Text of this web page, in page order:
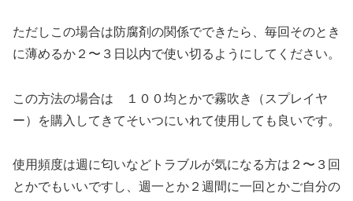
ただしこの場合は防腐剤の関係でできたら、毎回そのとき
に薄めるか２〜３日以内で使い切るようにしてください。
この方法の場合は １００均とかで霧吹き（スプレイヤ
ー）を購入してきてそいつにいれて使用しても良いです。
使用頻度は週に匂いなどトラブルが気になる方は２〜３回
とかでもいいですし、週一とか２週間に一回とかご自分の